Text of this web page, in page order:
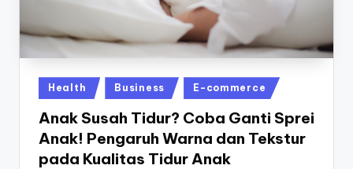
u
r
Posted
in
Health Business E-commerce
Anak Susah Tidur? Coba Ganti Sprei
Anak! Pengaruh Warna dan Tekstur
pada Kualitas Tidur Anak